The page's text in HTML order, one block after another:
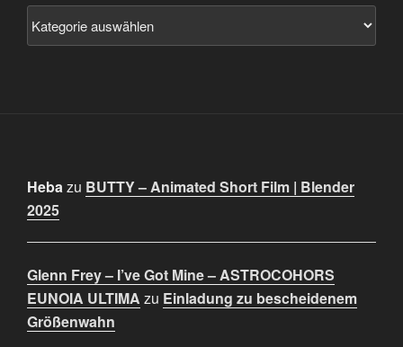
Hebazu BUTTY – Animated Short Film | Blender
2025
Glenn Frey – I’ve Got Mine – ASTROCOHORS
EUNOIA ULTIMA zu Einladung zu bescheidenem
Größenwahn